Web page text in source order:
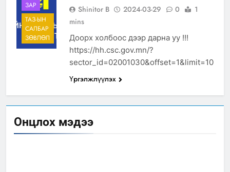
Онцлох мэдээ
ЗАР
ТАЗ-ЫН
САЛБАР
ЗӨВЛӨЛ
Shinitor B 2024-03-29 0
1
mins
Доорх холбоос дээр дарна уу !!!
https://hh.csc.gov.mn/?
sector_id=02001030&offset=1&limit=10
Үргэлжлүүлэх